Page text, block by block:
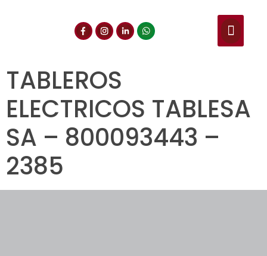
TABLEROS
ELECTRICOS TABLESA
SA – 800093443 –
2385